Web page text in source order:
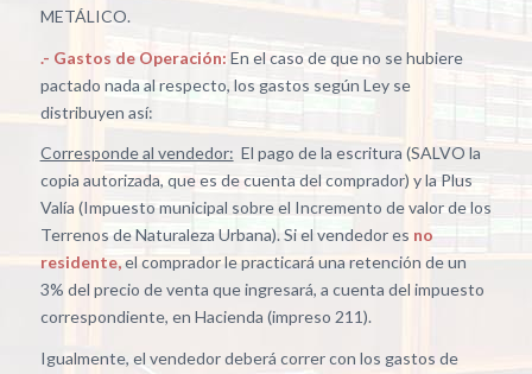
METÁLICO.
.- Gastos de Operación: En el caso de que no se hubiere
pactado nada al respecto, los gastos según Ley se
distribuyen así:
Corresponde al vendedor: El pago de la escritura (SALVO la
copia autorizada, que es de cuenta del comprador) y la Plus
Valía (Impuesto municipal sobre el Incremento de valor de los
Terrenos de Naturaleza Urbana). Si el vendedor es no
residente,el comprador le practicará una retención de un
3% del precio de venta que ingresará, a cuenta del impuesto
correspondiente, en Hacienda (impreso 211).
Igualmente, el vendedor deberá correr con los gastos de